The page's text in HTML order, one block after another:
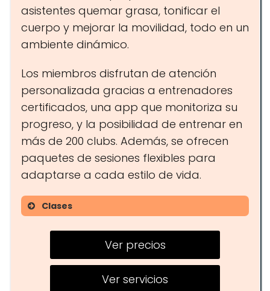
asistentes quemar grasa, tonificar el
cuerpo y mejorar la movilidad, todo en un
ambiente dinámico.
Los miembros disfrutan de atención
personalizada gracias a entrenadores
certificados, una app que monitoriza su
progreso, y la posibilidad de entrenar en
más de 200 clubs. Además, se ofrecen
paquetes de sesiones flexibles para
adaptarse a cada estilo de vida.
Clases
Fitboxing
Entrenamiento de fuerza
Plan FIT y PRO
Ver precios
Ver servicios